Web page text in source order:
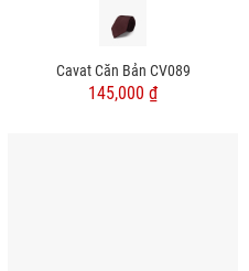
Cavat Căn Bản CV089
145,000 ₫